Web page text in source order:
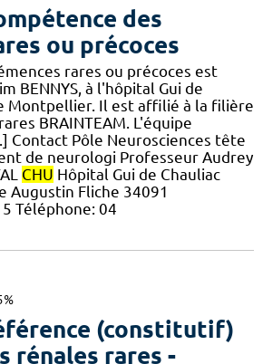
des
ou précoces
rares ou précoces est
BENNYS, à l'hôpital Gui de
Montpellier. Il est affilié à la filière
BRAINTEAM. L'équipe
Contact Pôle Neurosciences tête
de neurologi Professeur Audrey
CHU Hôpital Gui de Chauliac
Augustin Fliche 34091
Téléphone: 04
(constitutif)
rénales rares -